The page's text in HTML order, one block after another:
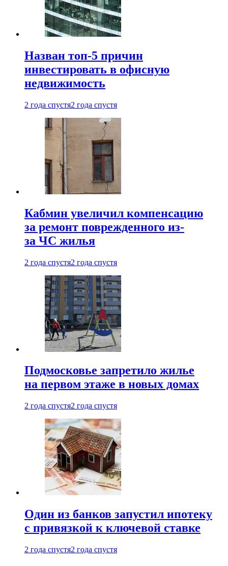
Назван топ-5 причин
инвестировать в офисную
недвижимость
2 года спустя2 года спустя
Кабмин увеличил компенсацию
за ремонт поврежденного из-
за ЧС жилья
2 года спустя2 года спустя
Подмосковье запретило жилье
на первом этаже в новых домах
2 года спустя2 года спустя
Один из банков запустил ипотеку
с привязкой к ключевой ставке
2 года спустя2 года спустя